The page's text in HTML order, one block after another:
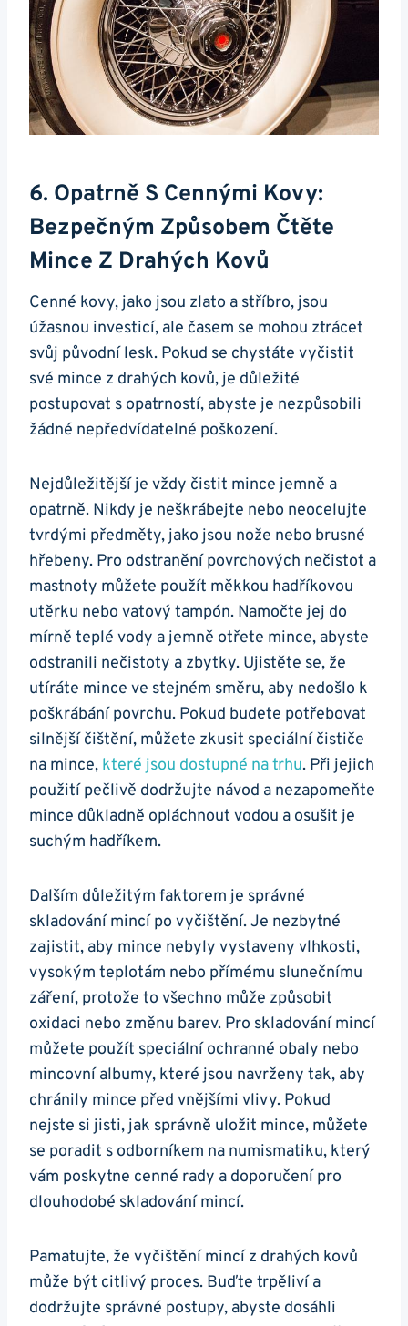
6. Opatrně ​s Cennými ‍kovy:
Bezpečným⁤ Způsobem Čtěte
Mince Z Drahých Kovů
Cenné kovy, jako jsou ​zlato a stříbro, jsou
úžasnou ‌investicí, ale časem se mohou ztrácet
svůj původní lesk.‌ Pokud ⁣se chystáte vyčistit
‍své mince z drahých kovů, je důležité
postupovat s opatrností, abyste je nezpůsobili
⁢žádné nepředvídatelné poškození.
Nejdůležitější je vždy čistit mince jemně a
opatrně. Nikdy⁢ je neškrábejte ⁤nebo neocelujte
tvrdými předměty, jako jsou nože nebo⁣ brusné
hřebeny. Pro odstranění ​povrchových nečistot a
mastnoty můžete použít měkkou hadříkovou
utěrku nebo vatový tampón. Namočte jej do
mírně teplé vody a jemně otřete mince, abyste
odstranili nečistoty a‍ zbytky. Ujistěte se,​ že
utíráte mince ve stejném⁣ směru, aby ⁢nedošlo k
poškrábání povrchu. Pokud budete potřebovat
silnější čištění, můžete zkusit speciální čističe
na mince, které jsou dostupné na trhu. Při jejich
použití ⁣pečlivě dodržujte ⁤návod a nezapomeňte
mince ​důkladně ‌opláchnout vodou a osušit je
⁤suchým hadříkem.
Dalším důležitým faktorem je správné
skladování‌ mincí po ‌vyčištění. Je ​nezbytné
zajistit, aby mince nebyly⁣ vystaveny vlhkosti,
vysokým teplotám nebo přímému slunečnímu
záření, protože ‌to všechno může způsobit
oxidaci nebo změnu ⁢barev. Pro skladování mincí
můžete použít speciální ochranné obaly nebo
mincovní albumy, které‍ jsou navrženy tak, aby
chránily mince před vnějšími vlivy. ‍Pokud
⁤nejste ‍si jisti, jak správně uložit mince, můžete
se ‌poradit s odborníkem ⁣na numismatiku, který
⁤vám poskytne cenné rady a doporučení pro
dlouhodobé skladování mincí. ⁤
Pamatujte, že vyčištění mincí z drahých kovů
může být‌ citlivý proces.⁣ Buďte trpěliví a
dodržujte správné postupy, abyste ⁣dosáhli